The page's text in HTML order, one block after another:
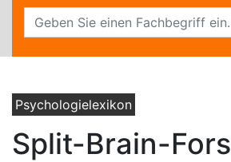
Psychologielexikon
Split-Brain-